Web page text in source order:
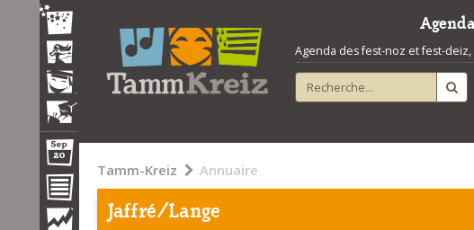
Agenda des fest-noz et fest-
Tamm-Kreiz Annuaire
Jaffré/Lange